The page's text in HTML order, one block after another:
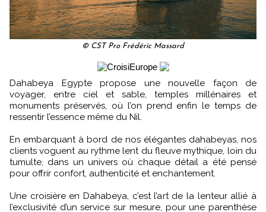
© CST Pro Frédéric Massard
Dahabeya Egypte propose une nouvelle façon de
voyager, entre ciel et sable, temples millénaires et
monuments préservés, où l’on prend enfin le temps de
ressentir l’essence même du Nil.
En embarquant à bord de nos élégantes dahabeyas, nos
clients voguent au rythme lent du fleuve mythique, loin du
tumulte, dans un univers où chaque détail a été pensé
pour offrir confort, authenticité et enchantement.
Une croisière en Dahabeya, c’est l’art de la lenteur allié à
l’exclusivité d’un service sur mesure, pour une parenthèse